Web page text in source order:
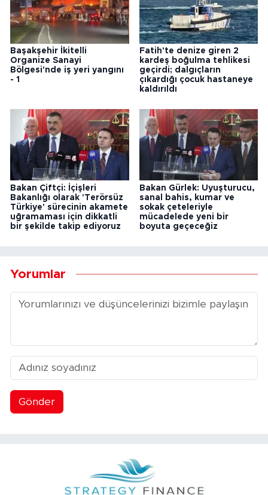
Başakşehir İkitelli
Organize Sanayi
Bölgesi'nde iş yeri yangını
- 1
Fatih'te denize giren 2
kardeş boğulma tehlikesi
geçirdi; dalgıçların
çıkardığı çocuk hastaneye
kaldırıldı
Bakan Çiftçi: İçişleri
Bakanlığı olarak 'Terörsüz
Türkiye' sürecinin akamete
uğramaması için dikkatli
bir şekilde takip ediyoruz
Bakan Gürlek: Uyuşturucu,
sanal bahis, kumar ve
sokak çeteleriyle
mücadelede yeni bir
boyuta geçeceğiz
Yorumlar
Gönder